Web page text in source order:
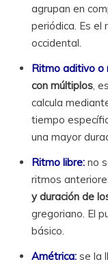
agrupan en
periódica. Es el
occidental.
Ritmo aditivo o
con múltiplos ,
calcula
tiempo
una mayor
Ritmo libre: no
ritmos
y duración de
gregoriano. El
básico.
Amétrica: se la